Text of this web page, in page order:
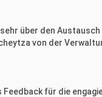
über den
von der
für die